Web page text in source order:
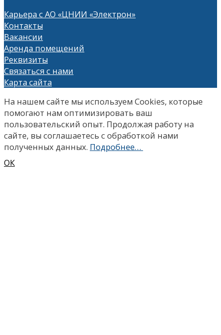
Карьера с АО «ЦНИИ «Электрон»
Контакты
Вакансии
Аренда помещений
Реквизиты
Связаться с нами
Карта сайта
На нашем сайте мы используем Сookies, которые
помогают нам оптимизировать ваш
пользовательский опыт. Продолжая работу на
сайте, вы соглашаетесь с обработкой нами
полученных данных. Подробнее…
ОК